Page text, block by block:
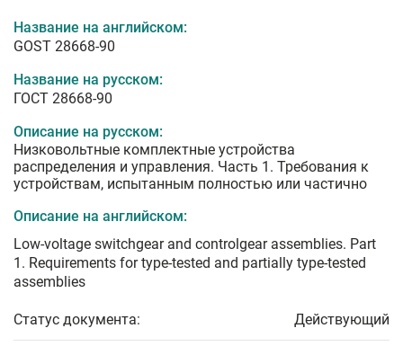
Название на английском:
GOST 28668-90
Название на русском:
ГОСТ 28668-90
Описание на русском:
Низковольтные комплектные устройства
распределения и управления. Часть 1. Требования к
устройствам, испытанным полностью или частично
Описание на английском:
Low-voltage switchgear and controlgear assemblies. Part
1. Requirements for type-tested and partially type-tested
assemblies
Статус документа: Действующий